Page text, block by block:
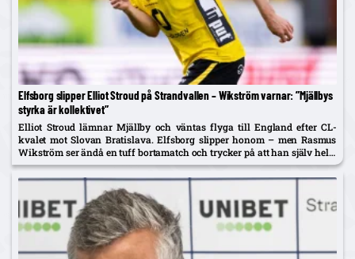
Elfsborg slipper Elliot Stroud på Strandvallen – Wikström varnar: ”Mjällbys
styrka är kollektivet”
Elliot Stroud lämnar Mjällby och väntas flyga till England efter CL-
kvalet mot Slovan Bratislava. Elfsborg slipper honom – men Rasmus
Wikström ser ändå en tuff bortamatch och trycker på att han själv helst
spelar mittback.